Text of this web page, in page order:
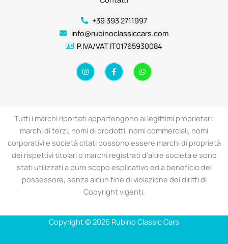
+39 393 2711997
info@rubinoclassiccars.com
P.IVA/VAT IT01765930084
I
n
s
a
m
F
a
c
k
-
f
W
h
a
p
Tutti i marchi riportati appartengono ai legittimi proprietari;
marchi di terzi, nomi di prodotti, nomi commerciali, nomi
corporativi e società citati possono essere marchi di proprietà
dei rispettivi titolari o marchi registrati d’altre società e sono
stati utilizzati a puro scopo esplicativo ed a beneficio del
possessore, senza alcun fine di violazione dei diritti di
Copyright vigenti.
Copyright © 2026 Rubino Classic Cars